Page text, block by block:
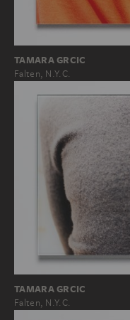
TAMARA GRCIC
Falten, N.Y.C.
TAMARA GRCIC
Falten, N.Y.C.